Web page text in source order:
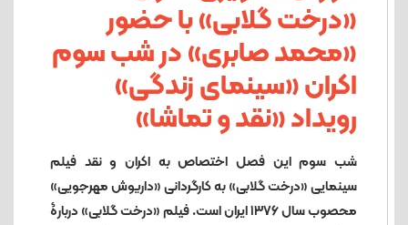
«درخت گلابی» با حضور
«محمد صابری» در شب سوم
اکران «سینمای زندگی»
رویداد «نقد و تماشا»
شب سوم این فصل اختصاص به اکران و نقد فیلم
سینمایی «درخت گلابی» به کارگردانی «داریوش مهرجویی»
محصوب سال ۱۳۷۶ ایران است. فیلم «درخت گلابی» دربارۀ